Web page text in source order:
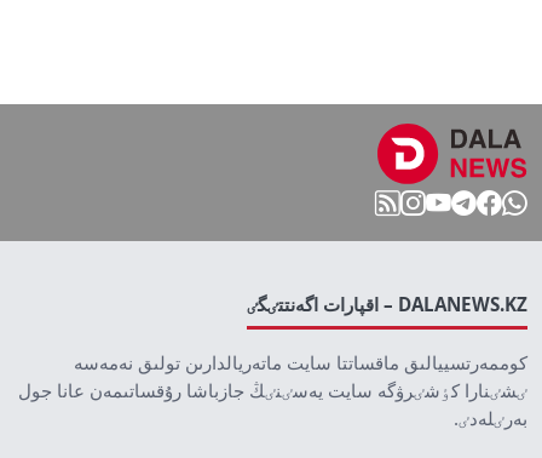
DALANEWS.KZ – اقپارات اگەنتتٸگٸ
كوممەرتسييالىق ماقساتتا سايت ماتەريالدارىن تولىق نەمەسە
ٸشٸنارا كٶشٸرۋگە سايت يەسٸنٸڭ جازباشا رۇقساتىمەن عانا جول
بەرٸلەدٸ.